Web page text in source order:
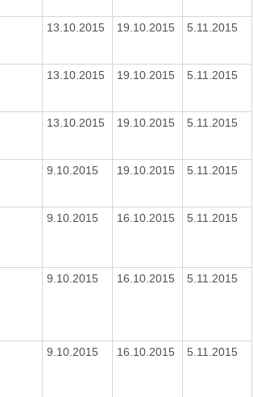
13.10.2015 19.10.2015 5.11.2015
13.10.2015 19.10.2015 5.11.2015
13.10.2015 19.10.2015 5.11.2015
9.10.2015 19.10.2015 5.11.2015
9.10.2015 16.10.2015 5.11.2015
9.10.2015 16.10.2015 5.11.2015
9.10.2015 16.10.2015 5.11.2015